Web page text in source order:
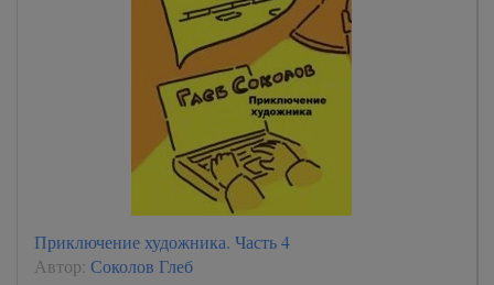
Приключение художника. Часть 4
Автор: Соколов Глеб